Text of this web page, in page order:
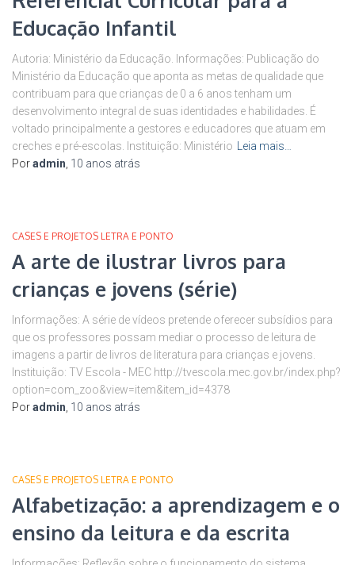
Educação Infantil
Autoria: Ministério da Educação. Informações: Publicação do
Ministério da Educação que aponta as metas de qualidade que
contribuam para que crianças de 0 a 6 anos tenham um
desenvolvimento integral de suas identidades e habilidades. É
voltado principalmente a gestores e educadores que atuam em
creches e pré-escolas. Instituição: Ministério
Leia mais…
Poradmin 10 anos atrás
CASES E PROJETOS LETRA E PONTO
A arte de ilustrar livros para
crianças e jovens (série)
Informações: A série de vídeos pretende oferecer subsídios para
que os professores possam mediar o processo de leitura de
imagens a partir de livros de literatura para crianças e jovens.
Instituição: TV Escola - MEC http://tvescola.mec.gov.br/index.php?
option=com_zoo&view=item&item_id=4378
Poradmin 10 anos atrás
CASES E PROJETOS LETRA E PONTO
Alfabetização: a aprendizagem e o
ensino da leitura e da escrita